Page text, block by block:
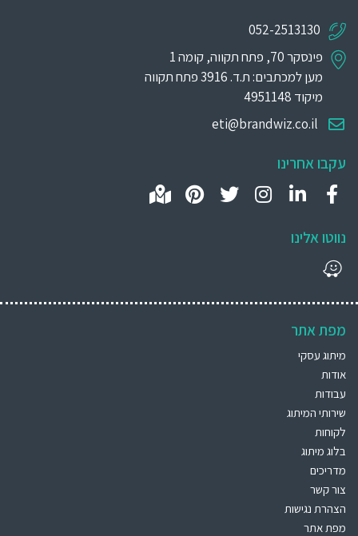
052-2513130
פינסקר 70, פתח תקווה, קומה 1
מען למכתבים: ת.ד. 3916 פתח תקווה
מיקוד 4951148
eti@brandwiz.co.il
עקבו אחרינו
נווטו אלינו
מפת אתר
מיתוג עסקי
אודות
עבודות
שירותי המיתוג
לקוחות
בלוג מיתוג
מדריכים
צור קשר
הצהרת נגישות
מפת אתר